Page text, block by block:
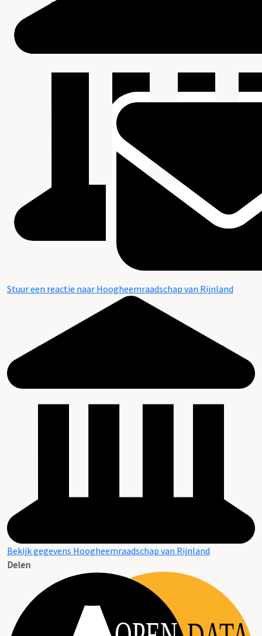
Stuur een reactie naar Hoogheemraadschap van Rijnland
Bekijk gegevens Hoogheemraadschap van Rijnland
Delen